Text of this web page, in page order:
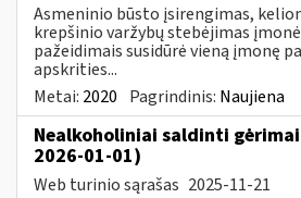
Asmeninio būsto įsirengimas,
krepšinio varžybų stebėjimas
pažeidimais susidūrė vieną įmonę
apskrities...
Metai: 2020 Pagrindinis: Naujiena
Nealkoholiniai saldinti
2026-01-01)
Web turinio sąrašas 2025-11-21